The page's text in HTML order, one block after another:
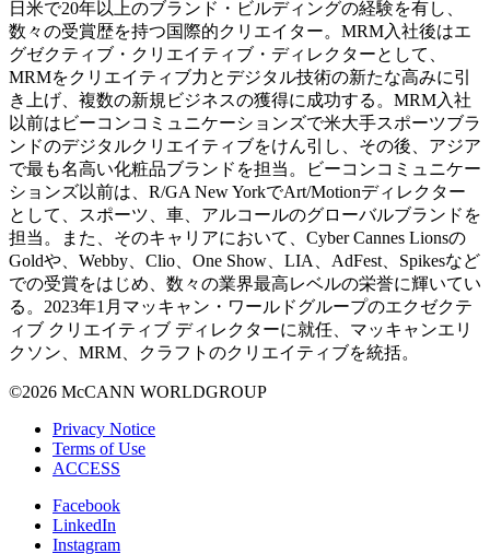
日米で20年以上のブランド・ビルディングの経験を有し、
数々の受賞歴を持つ国際的クリエイター。MRM入社後はエ
グゼクティブ・クリエイティブ・ディレクターとして、
MRMをクリエイティブ力とデジタル技術の新たな高みに引
き上げ、複数の新規ビジネスの獲得に成功する。MRM入社
以前はビーコンコミュニケーションズで米大手スポーツブラ
ンドのデジタルクリエイティブをけん引し、その後、アジア
で最も名高い化粧品ブランドを担当。ビーコンコミュニケー
ションズ以前は、R/GA New YorkでArt/Motionディレクター
として、スポーツ、車、アルコールのグローバルブランドを
担当。また、そのキャリアにおいて、Cyber Cannes Lionsの
Goldや、Webby、Clio、One Show、LIA、AdFest、Spikesなど
での受賞をはじめ、数々の業界最高レベルの栄誉に輝いてい
る。2023年1月マッキャン・ワールドグループのエクゼクテ
ィブ クリエイティブ ディレクターに就任、マッキャンエリ
クソン、MRM、クラフトのクリエイティブを統括。
©2026 McCANN WORLDGROUP
Privacy Notice
Terms of Use
ACCESS
Facebook
LinkedIn
Instagram